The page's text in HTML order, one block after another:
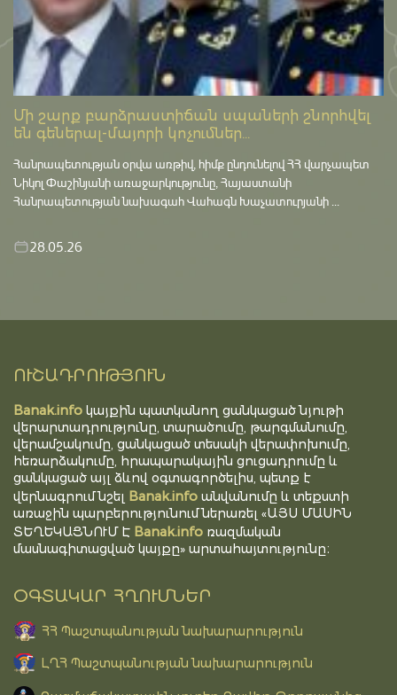
Մի շարք բարձրաստիճան սպաների շնորհվել
են գեներալ-մայորի կոչումներ...
Հանրապետության օրվա առթիվ, հիմք ընդունելով ՀՀ վարչապետ
Նիկոլ Փաշինյանի առաջարկությունը, Հայաստանի
Հանրապետության նախագահ Վահագն Խաչատուրյանի ...
28.05.26
ՈՒՇԱԴՐՈՒԹՅՈՒՆ
Banak.info կայքին պատկանող ցանկացած նյութի
վերարտադրությունը, տարածումը, թարգմանումը,
վերամշակումը, ցանկացած տեսակի վերափոխումը,
հեռարձակումը, հրապարակային ցուցադրումը և
ցանկացած այլ ձևով օգտագործելիս, պետք է
վերնագրում նշել Banak.info անվանումը և տեքստի
առաջին պարբերությունում ներառել «ԱՅՍ ՄԱՍԻՆ
ՏԵՂԵԿԱՑՆՈՒՄ Է Banak.info ռազմական
մասնագիտացված կայքը» արտահայտությունը։
ՕԳՏԱԿԱՐ ՀՂՈՒՄՆԵՐ
ՀՀ Պաշտպանության նախարարություն
ԼՂՀ Պաշտպանության նախարարություն